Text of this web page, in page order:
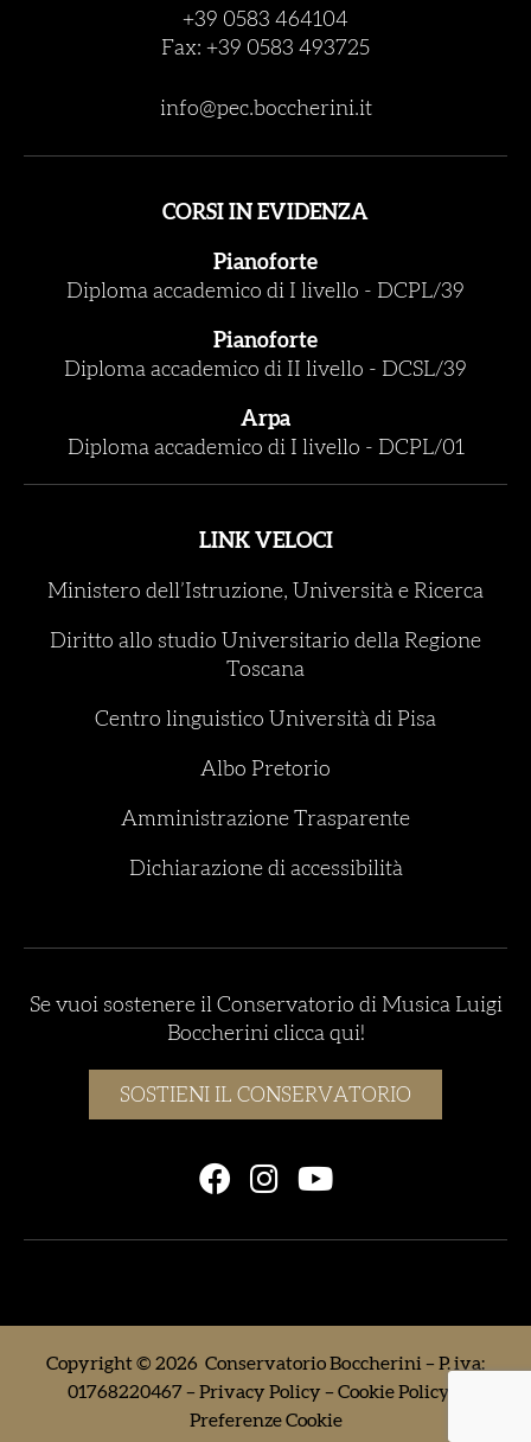
+39 0583 464104
Fax: +39 0583 493725
info@pec.boccherini.it
CORSI IN EVIDENZA
Pianoforte
Diploma accademico di I livello - DCPL/39
Pianoforte
Diploma accademico di II livello - DCSL/39
Arpa
Diploma accademico di I livello - DCPL/01
LINK VELOCI
Ministero dell’Istruzione, Università e Ricerca
Diritto allo studio Universitario della Regione
Toscana
Centro linguistico Università di Pisa
Albo Pretorio
Amministrazione Trasparente
Dichiarazione di accessibilità
Se vuoi sostenere il Conservatorio di Musica Luigi
Boccherini clicca qui!
SOSTIENI IL CONSERVATORIO
Copyright © 2026 Conservatorio Boccherini – P. iva:
01768220467 –Privacy Policy–Cookie Policy
Preferenze Cookie